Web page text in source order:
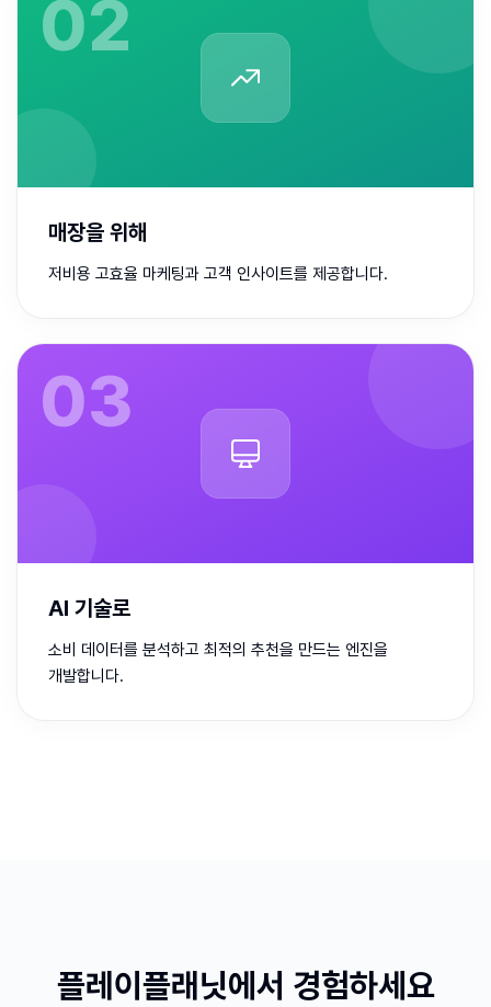
02
매장을 위해
저비용 고효율 마케팅과 고객 인사이트를 제공합니다.
03
AI 기술로
소비 데이터를 분석하고 최적의 추천을 만드는 엔진을
개발합니다.
플레이플래닛에서 경험하세요